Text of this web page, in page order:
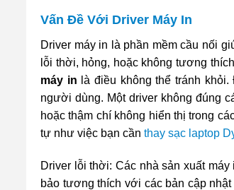
Vấn Đề Với Driver Máy In
Driver máy in là phần mềm cầu nối
lỗi thời, hỏng, hoặc không tương
máy in là điều không thể tránh
người dùng. Một driver không đúng
hoặc thậm chí không hiển thị trong
tự như việc bạn cần thay sạc laptop
Driver lỗi thời: Các nhà sản xuất
bảo tương thích với các bản cập